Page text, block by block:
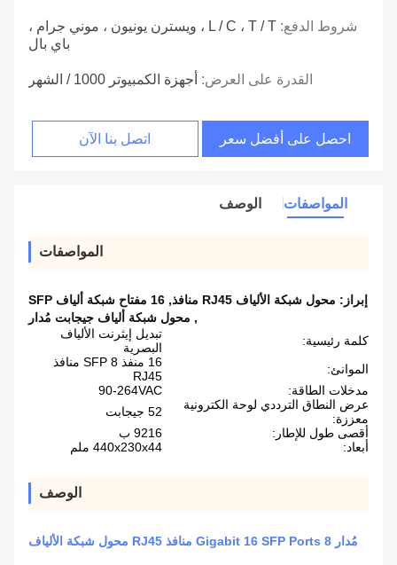
شروط الدفع:
L / C ، T / T ، ويسترن يونيون ، موني جرام ،
باي بال
القدرة على العرض: أجهزة الكمبيوتر 1000 / الشهر
احصل على أفضل سعر اتصل بنا الآن
المواصفات الوصف
المواصفات
إبراز: محول شبكة الألياف RJ45 منافذ , 16 مفتاح شبكة ألياف SFP
, محول شبكة ألياف جيجابت مُدار
كلمة رئيسية:
تبديل إيثرنت الألياف
البصرية
الموانئ:
16 منفذ SFP 8 منافذ
RJ45
مدخلات الطاقة:
90-264VAC
عرض النطاق الترددي لوحة الكترونية
معززة:
52 جيجابت
أقصى طول للإطار:
9216 ب
أبعاد:
440x230x44 ملم
الوصف
مُدار Gigabit 16 SFP Ports 8 منافذ RJ45 محول شبكة الألياف